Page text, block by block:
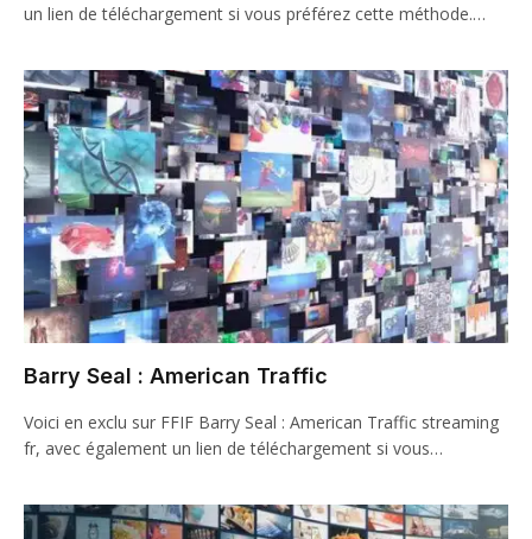
un lien de téléchargement si vous préférez cette méthode.…
Barry Seal : American Traffic
Voici en exclu sur FFIF Barry Seal : American Traffic streaming
fr, avec également un lien de téléchargement si vous…